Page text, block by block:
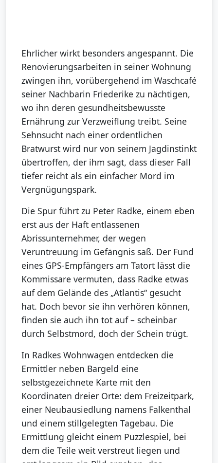
Ehrlicher wirkt besonders angespannt. Die
Renovierungsarbeiten in seiner Wohnung
zwingen ihn, vorübergehend im Waschcafé
seiner Nachbarin Friederike zu nächtigen,
wo ihn deren gesundheitsbewusste
Ernährung zur Verzweiflung treibt. Seine
Sehnsucht nach einer ordentlichen
Bratwurst wird nur von seinem Jagdinstinkt
übertroffen, der ihm sagt, dass dieser Fall
tiefer reicht als ein einfacher Mord im
Vergnügungspark.
Die Spur führt zu Peter Radke, einem eben
erst aus der Haft entlassenen
Abrissunternehmer, der wegen
Veruntreuung im Gefängnis saß. Der Fund
eines GPS-Empfängers am Tatort lässt die
Kommissare vermuten, dass Radke etwas
auf dem Gelände des „Atlantis“ gesucht
hat. Doch bevor sie ihn verhören können,
finden sie auch ihn tot auf – scheinbar
durch Selbstmord, doch der Schein trügt.
In Radkes Wohnwagen entdecken die
Ermittler neben Bargeld eine
selbstgezeichnete Karte mit den
Koordinaten dreier Orte: dem Freizeitpark,
einer Neubausiedlung namens Falkenthal
und einem stillgelegten Tagebau. Die
Ermittlung gleicht einem Puzzlespiel, bei
dem die Teile weit verstreut liegen und